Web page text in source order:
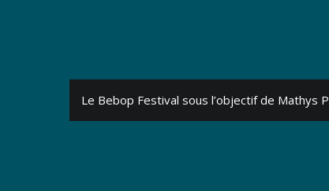
Le Bebop Festival sous l’objectif de Mathys